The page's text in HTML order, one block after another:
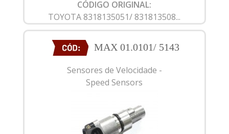
CÓDIGO ORIGINAL:
TOYOTA 8318135051/ 831813508...
MAX 01.0101/ 5143
Sensores de Velocidade -
Speed Sensors